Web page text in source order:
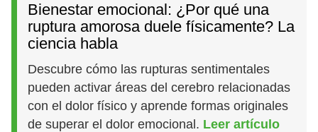
Bienestar emocional: ¿Por qué una
ruptura amorosa duele físicamente? La
ciencia habla
Descubre cómo las rupturas sentimentales
pueden activar áreas del cerebro relacionadas
con el dolor físico y aprende formas originales
de superar el dolor emocional. Leer artículo